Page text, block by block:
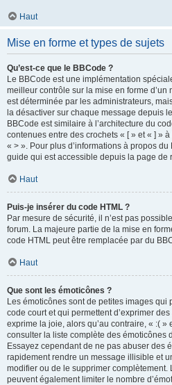
Haut
Mise en forme et types de sujets
Qu’est-ce que le BBCode ?
Le BBCode est une implémentation
meilleur contrôle sur la mise en forme d’un
est déterminée par les administrateurs,
la désactiver sur chaque message depuis
BBCode est similaire à l’architecture du
contenues entre des crochets « [ » et « ] »
« > ». Pour plus d’informations à propos
guide qui est accessible depuis la page de
Haut
Puis-je insérer du code HTML ?
Par mesure de sécurité, il n’est pas
forum. La majeure partie de la mise en
code HTML peut être remplacée par du
Haut
Que sont les émoticônes ?
Les émoticônes sont de petites images qui
code court et qui permettent d’exprimer
exprime la joie, alors qu’au contraire, « :( »
consulter la liste complète des émoticônes
Essayez cependant de ne pas abuser des
rapidement rendre un message illisible et
modifier ou de le supprimer complètement.
peuvent également limiter le nombre